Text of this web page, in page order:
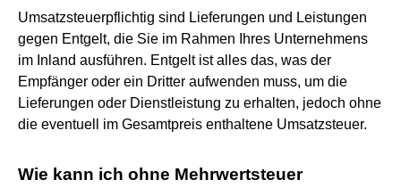
Umsatzsteuerpflichtig sind Lieferungen und Leistungen
gegen Entgelt, die Sie im Rahmen Ihres Unternehmens
im Inland ausführen. Entgelt ist alles das, was der
Empfänger oder ein Dritter aufwenden muss, um die
Lieferungen oder Dienstleistung zu erhalten, jedoch ohne
die eventuell im Gesamtpreis enthaltene Umsatzsteuer.
Wie kann ich ohne Mehrwertsteuer